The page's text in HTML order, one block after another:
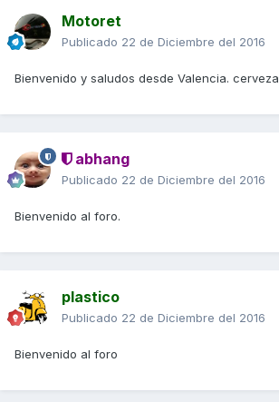
Motoret
Publicado 22 de Diciembre del 2016
Bienvenido y saludos desde Valencia. cerveza_
abhang
Publicado 22 de Diciembre del 2016
Bienvenido al foro.
plastico
Publicado 22 de Diciembre del 2016
Bienvenido al foro